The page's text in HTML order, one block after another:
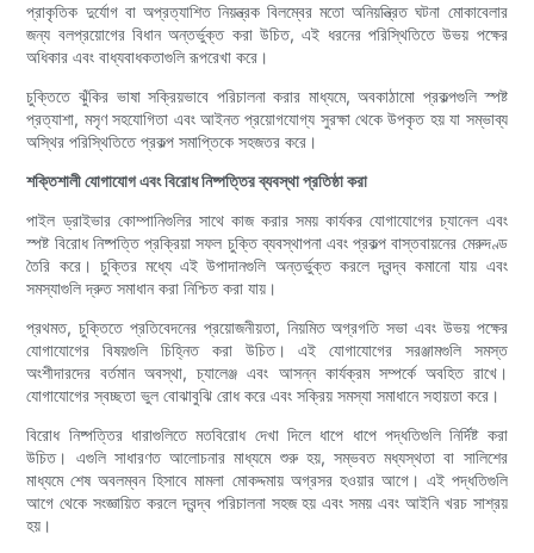
প্রাকৃতিক দুর্যোগ বা অপ্রত্যাশিত নিয়ন্ত্রক বিলম্বের মতো অনিয়ন্ত্রিত ঘটনা মোকাবেলার
জন্য বলপ্রয়োগের বিধান অন্তর্ভুক্ত করা উচিত, এই ধরনের পরিস্থিতিতে উভয় পক্ষের
অধিকার এবং বাধ্যবাধকতাগুলি রূপরেখা করে।
চুক্তিতে ঝুঁকির ভাষা সক্রিয়ভাবে পরিচালনা করার মাধ্যমে, অবকাঠামো প্রকল্পগুলি স্পষ্ট
প্রত্যাশা, মসৃণ সহযোগিতা এবং আইনত প্রয়োগযোগ্য সুরক্ষা থেকে উপকৃত হয় যা সম্ভাব্য
অস্থির পরিস্থিতিতে প্রকল্প সমাপ্তিকে সহজতর করে।
শক্তিশালী যোগাযোগ এবং বিরোধ নিষ্পত্তির ব্যবস্থা প্রতিষ্ঠা করা
পাইল ড্রাইভার কোম্পানিগুলির সাথে কাজ করার সময় কার্যকর যোগাযোগের চ্যানেল এবং
স্পষ্ট বিরোধ নিষ্পত্তি প্রক্রিয়া সফল চুক্তি ব্যবস্থাপনা এবং প্রকল্প বাস্তবায়নের মেরুদণ্ড
তৈরি করে। চুক্তির মধ্যে এই উপাদানগুলি অন্তর্ভুক্ত করলে দ্বন্দ্ব কমানো যায় এবং
সমস্যাগুলি দ্রুত সমাধান করা নিশ্চিত করা যায়।
প্রথমত, চুক্তিতে প্রতিবেদনের প্রয়োজনীয়তা, নিয়মিত অগ্রগতি সভা এবং উভয় পক্ষের
যোগাযোগের বিষয়গুলি চিহ্নিত করা উচিত। এই যোগাযোগের সরঞ্জামগুলি সমস্ত
অংশীদারদের বর্তমান অবস্থা, চ্যালেঞ্জ এবং আসন্ন কার্যক্রম সম্পর্কে অবহিত রাখে।
যোগাযোগের স্বচ্ছতা ভুল বোঝাবুঝি রোধ করে এবং সক্রিয় সমস্যা সমাধানে সহায়তা করে।
বিরোধ নিষ্পত্তির ধারাগুলিতে মতবিরোধ দেখা দিলে ধাপে ধাপে পদ্ধতিগুলি নির্দিষ্ট করা
উচিত। এগুলি সাধারণত আলোচনার মাধ্যমে শুরু হয়, সম্ভবত মধ্যস্থতা বা সালিশের
মাধ্যমে শেষ অবলম্বন হিসাবে মামলা মোকদ্দমায় অগ্রসর হওয়ার আগে। এই পদ্ধতিগুলি
আগে থেকে সংজ্ঞায়িত করলে দ্বন্দ্ব পরিচালনা সহজ হয় এবং সময় এবং আইনি খরচ সাশ্রয়
হয়।